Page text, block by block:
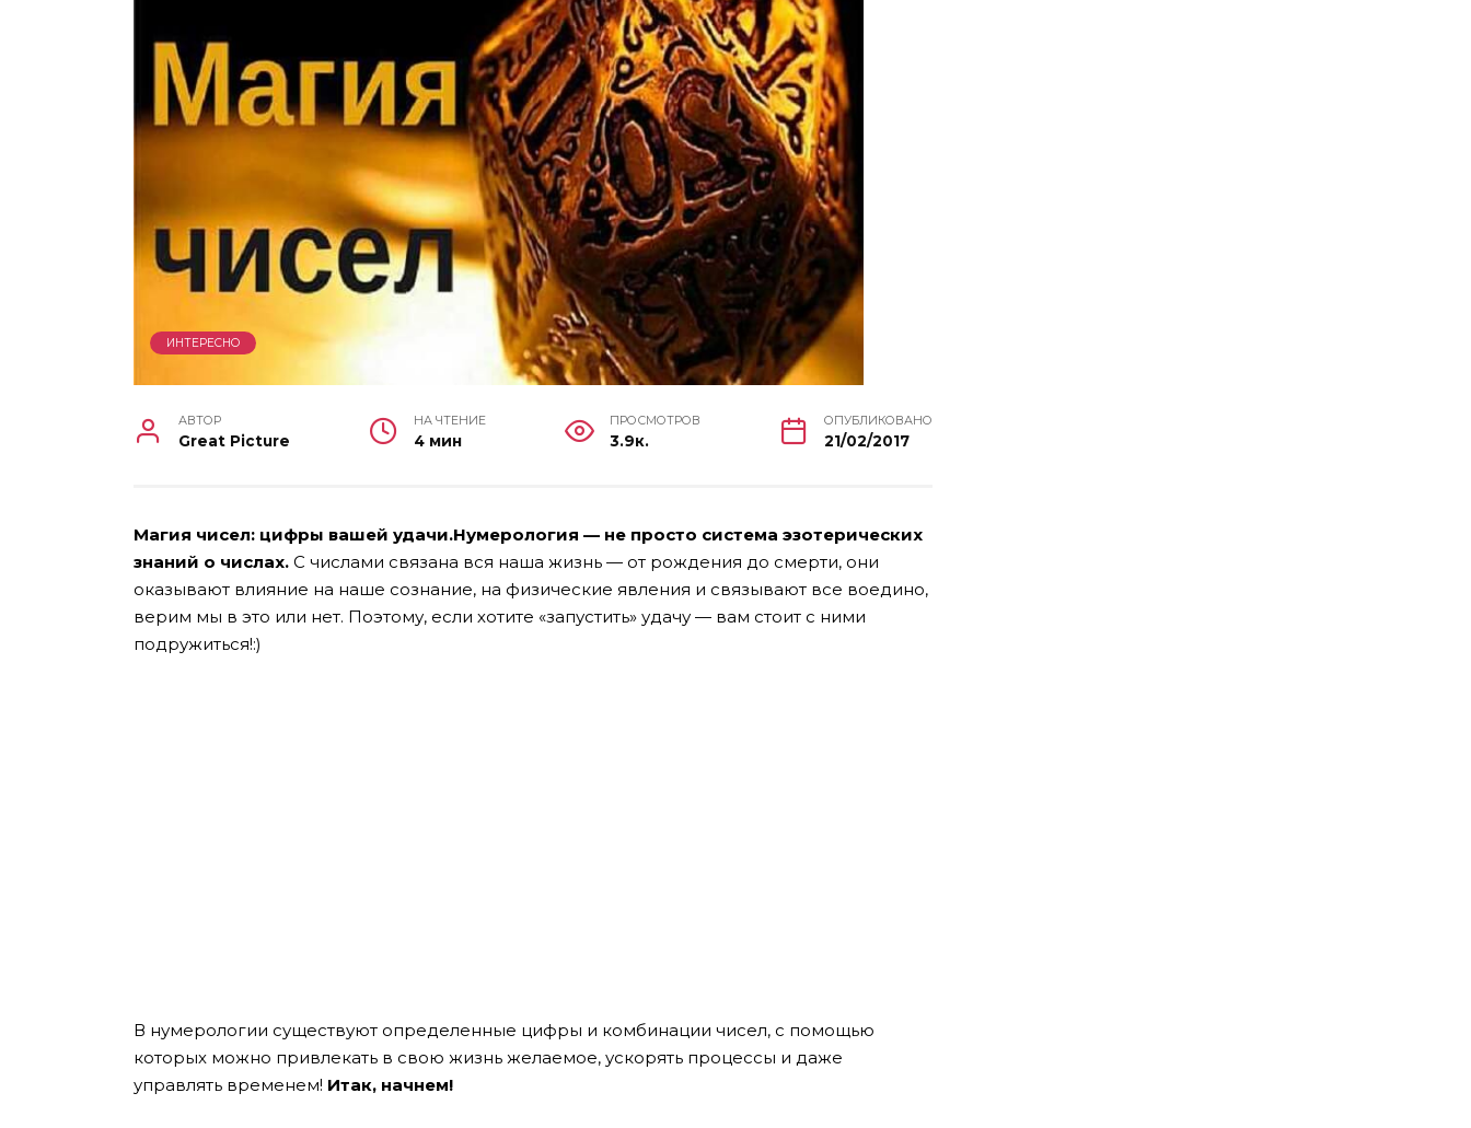
ИНТЕРЕСНО
АВТОР
Great Picture
НА ЧТЕНИЕ
4 мин
ПРОСМОТРОВ
3.9к.
ОПУБЛИКОВАНО
21/02/2017
Магия чисел: цифры вашей удачи.Нумерология — не просто система эзотерических
знаний о числах. С числами связана вся наша жизнь — от рождения до смерти, они
оказывают влияние на наше сознание, на физические явления и связывают все воедино,
верим мы в это или нет. Поэтому, если хотите «запустить» удачу — вам стоит с ними
подружиться!:)
В нумерологии существуют определенные цифры и комбинации чисел, с помощью
которых можно привлекать в свою жизнь желаемое, ускорять процессы и даже
управлять временем! Итак, начнем!